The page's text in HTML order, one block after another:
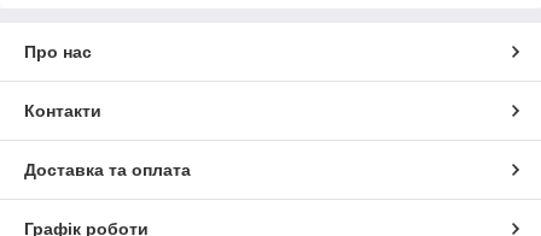
Про нас
Контакти
Доставка та оплата
Графік роботи